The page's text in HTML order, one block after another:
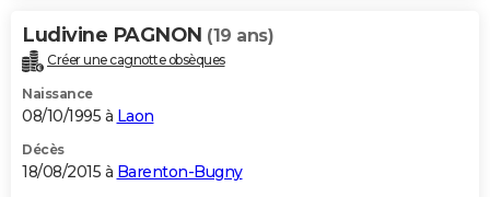
Ludivine PAGNON (19 ans)
Créer une cagnotte obsèques
Naissance
08/10/1995 à Laon
Décès
18/08/2015 à Barenton-Bugny